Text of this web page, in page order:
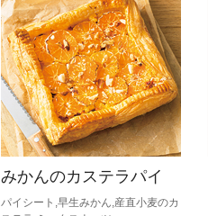
みかんのカステラパイ
パイシート,早生みかん,産直小麦のカ